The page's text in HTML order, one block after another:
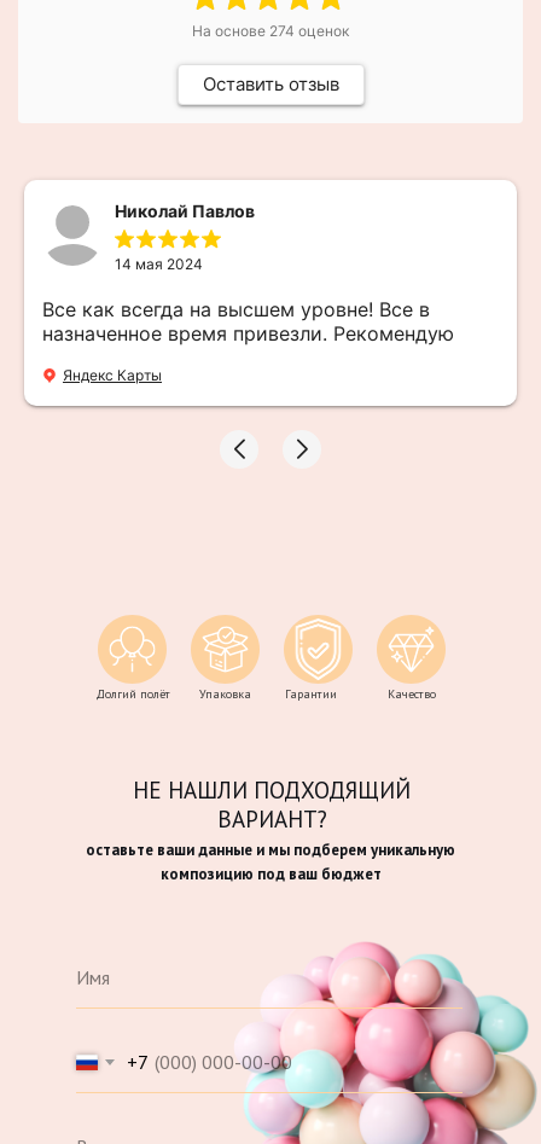
На основе 274 оценок
Оставить отзыв
Николай Павлов
14 мая 2024
Все как всегда на высшем уровне! Все в
назначенное время привезли. Рекомендую
Яндекс Карты
Долгий полёт Упаковка Гарантии Качество
+7
оставьте ваши данные и мы подберем уникальную
композицию под ваш бюджет
НЕ НАШЛИ ПОДХОДЯЩИЙ
ВАРИАНТ?